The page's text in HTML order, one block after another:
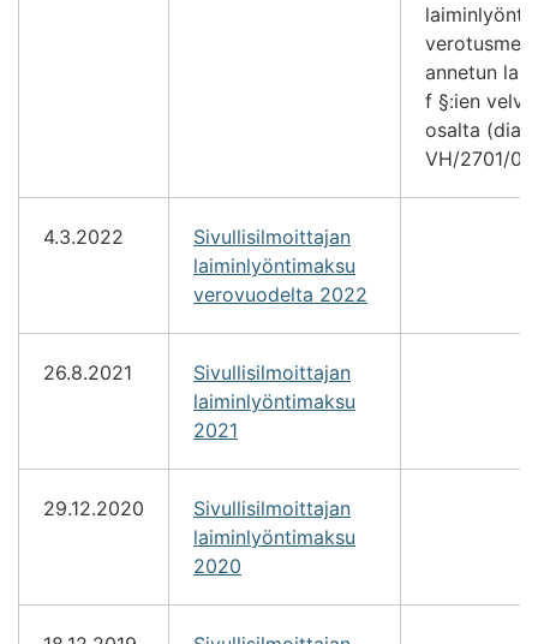
annetun
f §:ien
osalta
VH/2701/
4.3.2022
Sivullisilmoittajan
laiminlyöntimaksu
verovuodelta 2022
26.8.2021
Sivullisilmoittajan
laiminlyöntimaksu
2021
29.12.2020
Sivullisilmoittajan
laiminlyöntimaksu
2020